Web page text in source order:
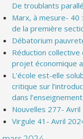
De troublants
Marx, à mesure- 40
de la première
Débatorium
Réduction collective
projet économique
L’école est-elle
critique sur
dans
Nouvelles 277-
Virgule 41- Avril